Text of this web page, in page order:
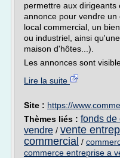
permettre aux
annonce pour vendre
local commercial, un
ou industriel, ainsi
maison d'hôtes...).
Les annonces sont
Lire la suite
Site : https://
Thèmes liés : fonds de
vendre / vente
commercial /
commerce entreprise a